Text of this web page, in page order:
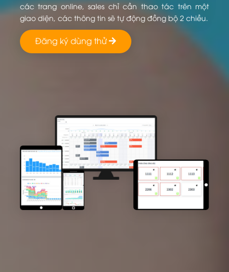
các trang online, sales chỉ cần thao tác trên một
giao diện, các thông tin sẽ tự động đồng bộ 2 chiều.
Đăng ký dùng thử